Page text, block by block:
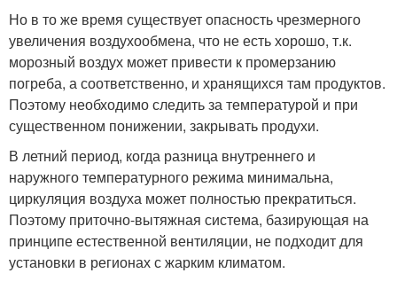
Но в то же время существует опасность чрезмерного
увеличения воздухообмена, что не есть хорошо, т.к.
морозный воздух может привести к промерзанию
погреба, а соответственно, и хранящихся там продуктов.
Поэтому необходимо следить за температурой и при
существенном понижении, закрывать продухи.
В летний период, когда разница внутреннего и
наружного температурного режима минимальна,
циркуляция воздуха может полностью прекратиться.
Поэтому приточно-вытяжная система, базирующая на
принципе естественной вентиляции, не подходит для
установки в регионах с жарким климатом.